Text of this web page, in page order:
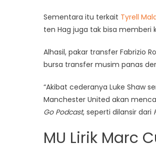
Sementara itu terkait Tyrell
ten Hag juga tak bisa memberi
Alhasil, pakar transfer Fabrizio
bursa transfer musim panas
“Akibat cederanya Luke Shaw
Manchester United akan
Go Podcast, seperti dilansir dari
MU Lirik Marc